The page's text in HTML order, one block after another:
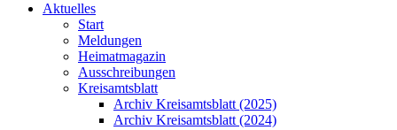
Aktuelles
Start
Meldungen
Heimatmagazin
Ausschreibungen
Kreisamtsblatt
Archiv Kreisamtsblatt (2025)
Archiv Kreisamtsblatt (2024)